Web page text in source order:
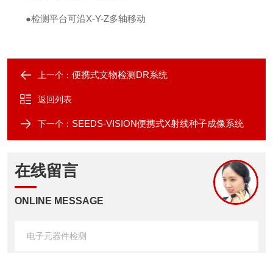
●检测平台可沿X-Y-Z多轴移动
上一个： 便携式文物检测DR系统
返回列表
下一个： SEEDS-VISION便携式X射线种子成像系统
在线留言
ONLINE MESSAGE